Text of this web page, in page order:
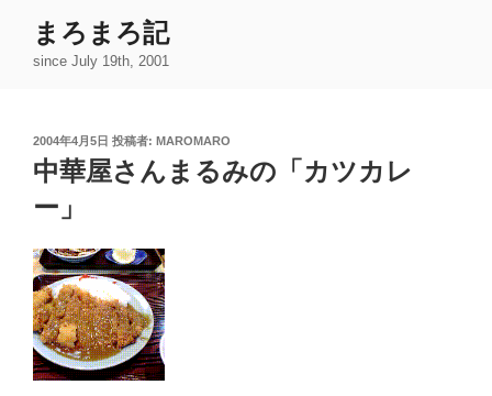
まろまろ記
since July 19th, 2001
投
日:
2004年4月5日 投稿者: MAROMARO
中華屋さんまるみの「カツカレ
ー」